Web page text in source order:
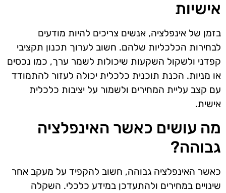
אישיות
בזמן של אינפלציה, אנשים צריכים להיות מודעים
לבחירות הכלכליות שלהם. חשוב לערוך תכנון תקציבי
קפדני ולשקול השקעות שיכולות לשמר ערך, כמו נכסים
או מניות. הכנת תוכנית כלכלית יכולה לעזור להתמודד
עם קצב עליית המחירים ולשמור על יציבות כלכלית
אישית.
מה עושים כאשר האינפלציה
גבוהה?
כאשר האינפלציה גבוהה, חשוב להקפיד על מעקב אחר
שינויים במחירים ולהתעדכן במידע כלכלי. השקלה